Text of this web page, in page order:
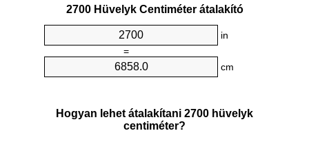
2700 Hüvelyk Centiméter átalakító
in
=
cm
Hogyan lehet átalakítani 2700 hüvelyk
centiméter?